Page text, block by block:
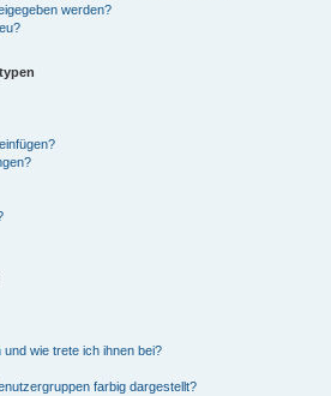
werden?
wie trete ich ihnen bei?
farbig dargestellt?